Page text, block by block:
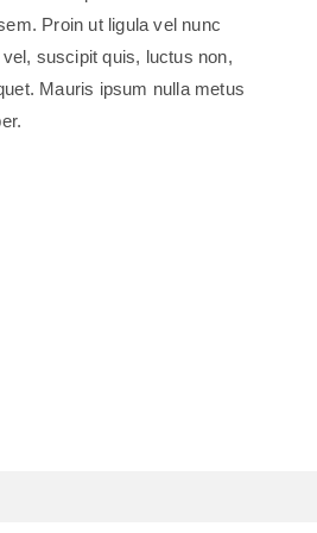
Proin ut ligula vel nunc
suscipit quis, luctus non,
Mauris ipsum nulla metus